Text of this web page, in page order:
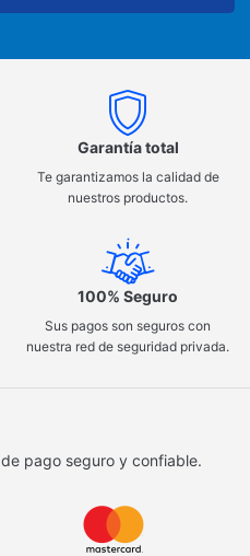
Garantía total
Te garantizamos la calidad de
nuestros productos.
100% Seguro
Sus pagos son seguros con
nuestra red de seguridad privada.
pago seguro y confiable.